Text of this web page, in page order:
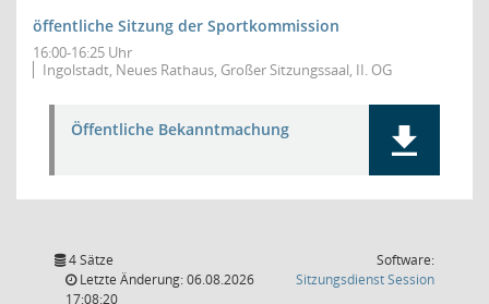
öffentliche Sitzung der Sportkommission
16:00-16:25 Uhr
Ingolstadt, Neues Rathaus, Großer Sitzungssaal, II. OG
Öffentliche Bekanntmachung
4 Sätze
Letzte Änderung: 06.08.2026
17:08:20
Software:
SitzungsdienstSession(Wird in